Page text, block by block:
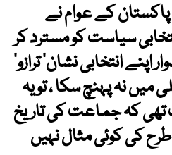
جب پاکستان کے عوام نے
سیاست کو مسترد کر
اپنے انتخابی نشان’ ترازو‘
نہ پہنچ سکا ، تو یہ
کہ جماعت کی تاریخ
کی کوئی مثال نہیں